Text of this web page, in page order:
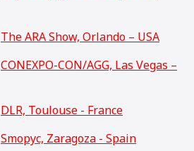
The ARA Show, Orlando – USA
CONEXPO-CON/AGG, Las Vegas –
DLR, Toulouse - France
Smopyc, Zaragoza - Spain